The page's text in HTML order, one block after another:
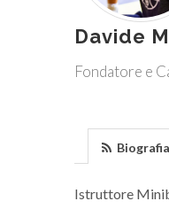
Davide
Fondatore e
Biografia
Istruttore